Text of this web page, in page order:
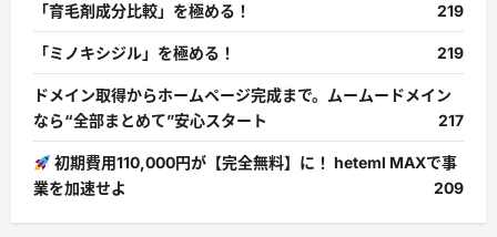
「育毛剤成分比較」を極める！ 219
「ミノキシジル」を極める！ 219
ドメイン取得からホームページ完成まで。ムームードメイン
なら“全部まとめて”安心スタート
217
初期費用110,000円が【完全無料】に！ heteml MAXで事
業を加速せよ
209